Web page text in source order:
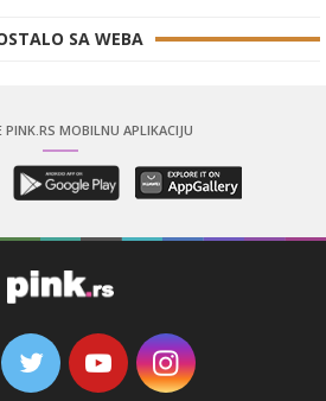
SA WEBA
PINK.RS MOBILNU APLIKACIJU